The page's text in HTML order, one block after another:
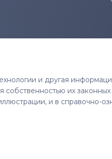
и другая
собственностью их
и в справочно-